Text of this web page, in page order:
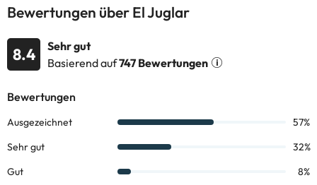
Bewertungen über El Juglar
8.4
Sehr gut
Basierend auf747 Bewertungen